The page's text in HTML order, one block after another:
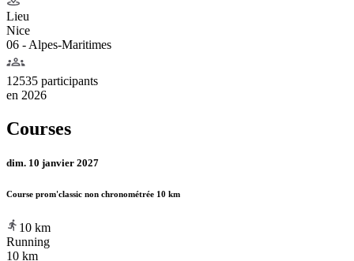
Lieu
Nice
06 - Alpes-Maritimes
12535 participants
en 2026
Courses
dim. 10 janvier 2027
Course prom'classic non chronométrée 10 km
10 km
Running
10 km